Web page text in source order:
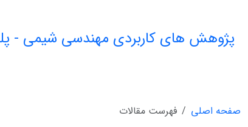
پژوهش های کاربردی مهندسی شیمی -
صفحه اصلی
فهرست مقالات